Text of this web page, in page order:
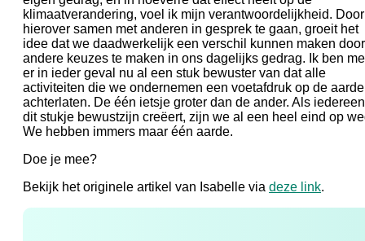
klimaatverandering, voel ik mijn verantwoordelijkheid. Door
hierover samen met anderen in gesprek te gaan, groeit het
idee dat we daadwerkelijk een verschil kunnen maken door
andere keuzes te maken in ons dagelijks gedrag. Ik ben me
er in ieder geval nu al een stuk bewuster van dat alle
activiteiten die we ondernemen een voetafdruk op de aarde
achterlaten. De één ietsje groter dan de ander. Als iedereen
dit stukje bewustzijn creëert, zijn we al een heel eind op
We hebben immers maar één aarde.
Doe je mee?
Bekijk het originele artikel van Isabelle via deze link.